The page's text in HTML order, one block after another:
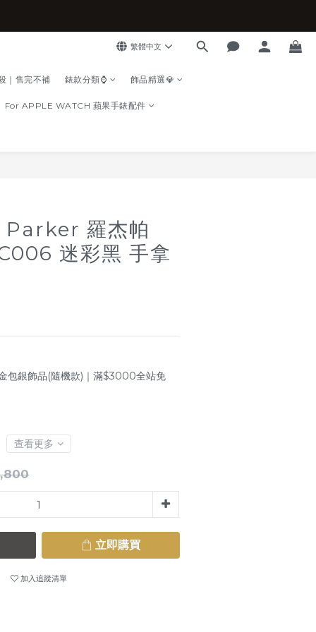
繁體中文
｜售完不補 錶款分類⌚ 飾品精選💎
For APPLE WATCH 蘋果手錶配件
羅杰帕
迷彩黑 手拿
包銀飾品(隨機款)｜滿$3000全站免
查看更多
立即購買
加入追蹤清單